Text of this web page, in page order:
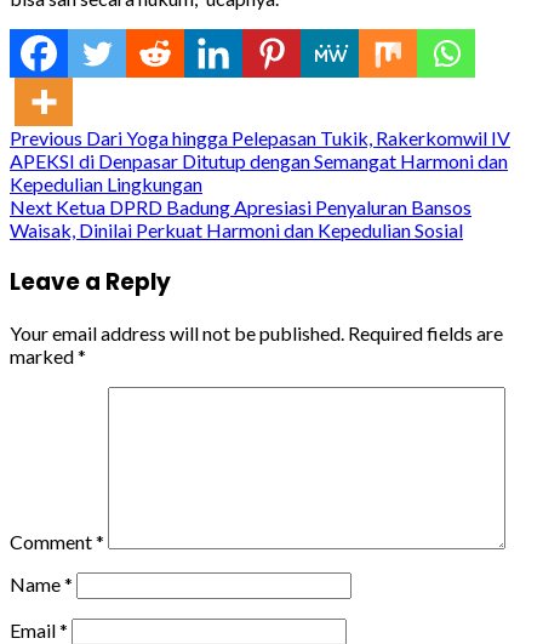
Continue
Reading
Previous Dari Yoga hingga Pelepasan Tukik, Rakerkomwil IV
APEKSI di Denpasar Ditutup dengan Semangat Harmoni dan
Kepedulian Lingkungan
Next Ketua DPRD Badung Apresiasi Penyaluran Bansos
Waisak, Dinilai Perkuat Harmoni dan Kepedulian Sosial
Leave a Reply
Your email address will not be published. Required fields are
marked*
Comment*
Name*
Email*